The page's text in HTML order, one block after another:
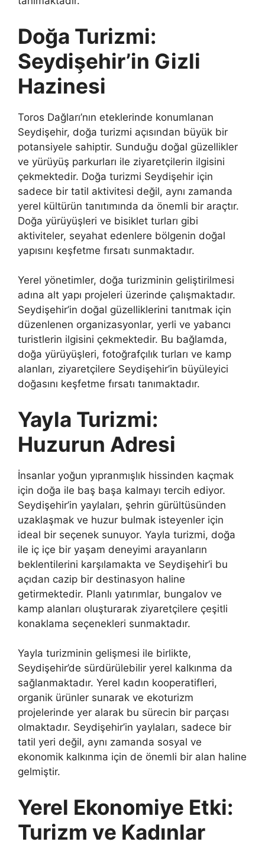
Doğa Turizmi:
Seydişehir’in Gizli
Hazinesi
Toros Dağları’nın eteklerinde konumlanan
Seydişehir, doğa turizmi açısından büyük bir
potansiyele sahiptir. Sunduğu doğal güzellikler
ve yürüyüş parkurları ile ziyaretçilerin ilgisini
çekmektedir. Doğa turizmi Seydişehir için
sadece bir tatil aktivitesi değil, aynı zamanda
yerel kültürün tanıtımında da önemli bir araçtır.
Doğa yürüyüşleri ve bisiklet turları gibi
aktiviteler, seyahat edenlere bölgenin doğal
yapısını keşfetme fırsatı sunmaktadır.
Yerel yönetimler, doğa turizminin geliştirilmesi
adına alt yapı projeleri üzerinde çalışmaktadır.
Seydişehir’in doğal güzelliklerini tanıtmak için
düzenlenen organizasyonlar, yerli ve yabancı
turistlerin ilgisini çekmektedir. Bu bağlamda,
doğa yürüyüşleri, fotoğrafçılık turları ve kamp
alanları, ziyaretçilere Seydişehir’in büyüleyici
doğasını keşfetme fırsatı tanımaktadır.
Yayla Turizmi:
Huzurun Adresi
İnsanlar yoğun yıpranmışlık hissinden kaçmak
için doğa ile baş başa kalmayı tercih ediyor.
Seydişehir’in yaylaları, şehrin gürültüsünden
uzaklaşmak ve huzur bulmak isteyenler için
ideal bir seçenek sunuyor. Yayla turizmi, doğa
ile iç içe bir yaşam deneyimi arayanların
beklentilerini karşılamakta ve Seydişehir’i bu
açıdan cazip bir destinasyon haline
getirmektedir. Planlı yatırımlar, bungalov ve
kamp alanları oluşturarak ziyaretçilere çeşitli
konaklama seçenekleri sunmaktadır.
Yayla turizminin gelişmesi ile birlikte,
Seydişehir’de sürdürülebilir yerel kalkınma da
sağlanmaktadır. Yerel kadın kooperatifleri,
organik ürünler sunarak ve ekoturizm
projelerinde yer alarak bu sürecin bir parçası
olmaktadır. Seydişehir’in yaylaları, sadece bir
tatil yeri değil, aynı zamanda sosyal ve
ekonomik kalkınma için de önemli bir alan haline
gelmiştir.
Yerel Ekonomiye Etki:
Turizm ve Kadınlar